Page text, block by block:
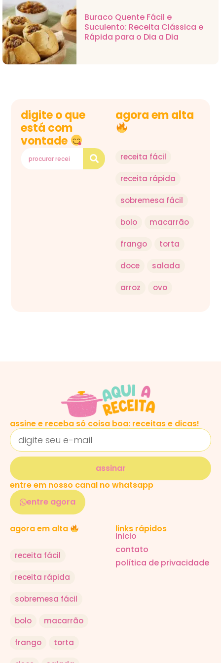
Buraco Quente Fácil e
Suculento: Receita Clássica e
Rápida para o Dia a Dia
digite o que
está com
vontade
agora em alta
receita fácil
receita rápida
sobremesa fácil
bolo macarrão
frango torta
doce salada
arroz ovo
assine e receba só coisa boa: receitas e dicas!
assinar
entre em nosso canal no whatsapp
entre agora
agora em alta
receita fácil
receita rápida
sobremesa fácil
bolo macarrão
frango torta
links rápidos
inicio
contato
política de privacidade